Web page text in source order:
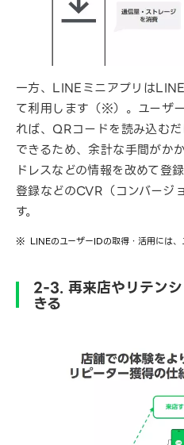
一方、LINEミニアプリは
て利用します（※）。ユーザ
れば、QRコードを読み込む
できるため、余計な手間がか
ドレスなどの情報を改めて登
登録などのCVR（コンバージ
す。
LINEのユーザーIDの取得・活用には
2-3. 再来店やリテン
きる